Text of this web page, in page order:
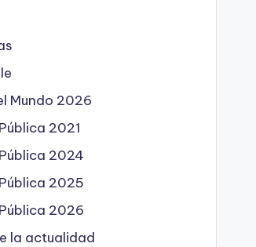
Mundo 2026
2021
2024
2025
2026
la actualidad